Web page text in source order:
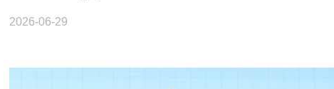
2026-06-29